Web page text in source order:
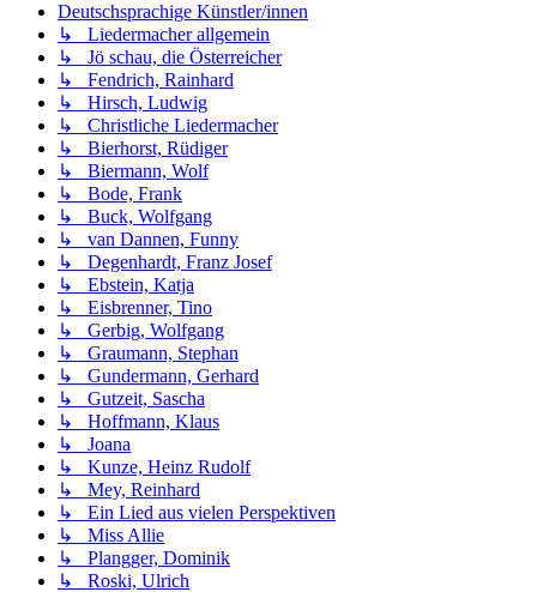
Deutschsprachige Künstler/innen
↳ Liedermacher allgemein
↳ Jö schau, die Österreicher
↳ Fendrich, Rainhard
↳ Hirsch, Ludwig
↳ Christliche Liedermacher
↳ Bierhorst, Rüdiger
↳ Biermann, Wolf
↳ Bode, Frank
↳ Buck, Wolfgang
↳ van Dannen, Funny
↳ Degenhardt, Franz Josef
↳ Ebstein, Katja
↳ Eisbrenner, Tino
↳ Gerbig, Wolfgang
↳ Graumann, Stephan
↳ Gundermann, Gerhard
↳ Gutzeit, Sascha
↳ Hoffmann, Klaus
↳ Joana
↳ Kunze, Heinz Rudolf
↳ Mey, Reinhard
↳ Ein Lied aus vielen Perspektiven
↳ Miss Allie
↳ Plangger, Dominik
↳ Roski, Ulrich